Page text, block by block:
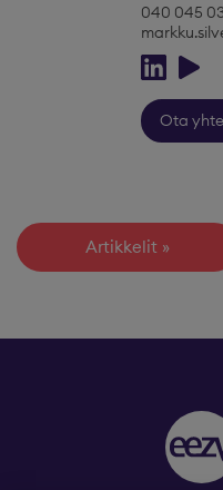
040 045
Ota
Artikkelit